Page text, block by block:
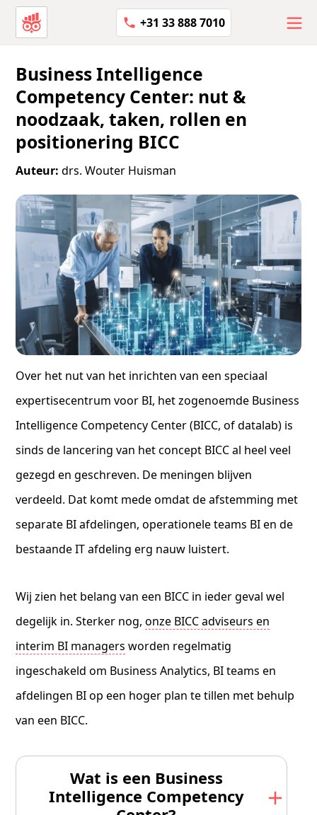
+31 33 888 7010
Business Intelligence
Competency Center: nut &
noodzaak, taken, rollen en
positionering BICC
Auteur: drs. Wouter Huisman
Over het nut van het inrichten van een speciaal
expertisecentrum voor BI, het zogenoemde Business
Intelligence Competency Center (BICC, of datalab) is
sinds de lancering van het concept BICC al heel veel
gezegd en geschreven. De meningen blijven
verdeeld. Dat komt mede omdat de afstemming met
separate BI afdelingen, operationele teams BI en de
bestaande IT afdeling erg nauw luistert.
Wij zien het belang van een BICC in ieder geval wel
degelijk in. Sterker nog,onze BICC adviseurs en
interim BI managers worden regelmatig
ingeschakeld om Business Analytics, BI teams en
afdelingen BI op een hoger plan te tillen met behulp
van een BICC.
Wat is een Business
Intelligence Competency